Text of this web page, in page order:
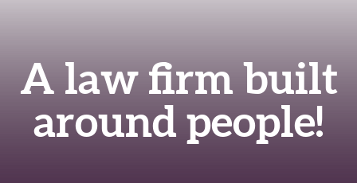
A law firm built
around people!